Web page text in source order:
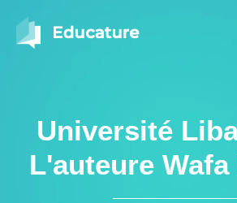
Université
L'auteure Wafa